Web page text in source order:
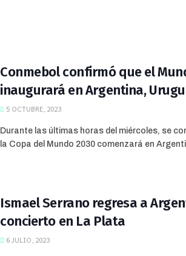
Conmebol confirmó que el
inaugurará en Argentina,
5 OCTUBRE, 2023
Durante las últimas horas del miércoles, se
la Copa del Mundo 2030 comenzará en
Ismael Serrano regresa a
concierto en La Plata
6 JULIO, 2023